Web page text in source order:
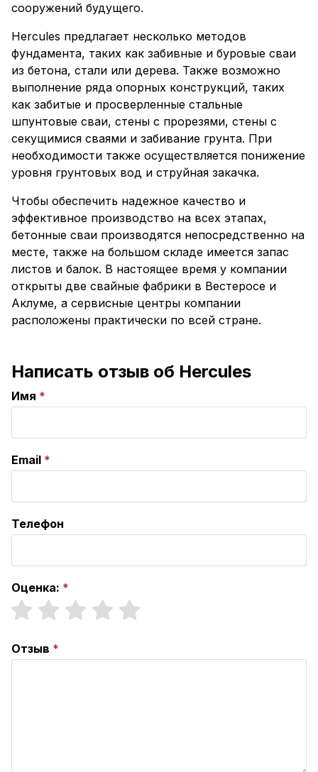
сооружений будущего.
Hercules предлагает несколько методов
фундамента, таких как забивные и буровые сваи
из бетона, стали или дерева. Также возможно
выполнение ряда опорных конструкций, таких
как забитые и просверленные стальные
шпунтовые сваи, стены с прорезями, стены с
секущимися сваями и забивание грунта. При
необходимости также осуществляется понижение
уровня грунтовых вод и струйная закачка.
Чтобы обеспечить надежное качество и
эффективное производство на всех этапах,
бетонные сваи производятся непосредственно на
месте, также на большом складе имеется запас
листов и балок. В настоящее время у компании
открыты две свайные фабрики в Вестеросе и
Аклуме, а сервисные центры компании
расположены практически по всей стране.
Написать отзыв об Hercules
Имя
Email
Телефон
Оценка:
Отзыв